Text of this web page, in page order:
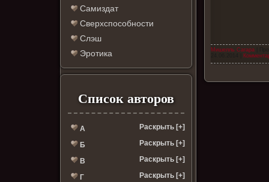
Самиздат
Сверхспособности
Слэш
Эротика
Список авторов
А Раскрыть [+]
Б Раскрыть [+]
В Раскрыть [+]
Г Раскрыть [+]
Мишелль Сагара